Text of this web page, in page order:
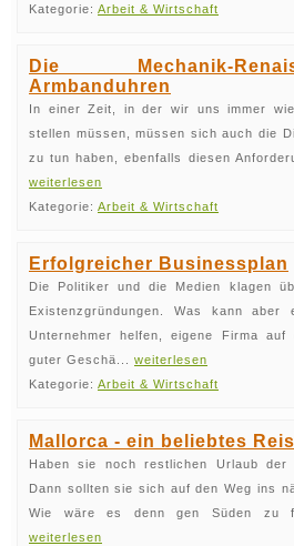
Kategorie: Arbeit & Wirtschaft
Die Mechanik-
Armbanduhren
In einer Zeit, in der wir uns immer
stellen müssen, müssen sich auch die
zu tun haben, ebenfalls diesen
weiterlesen
Kategorie: Arbeit & Wirtschaft
Erfolgreicher Businessplan
Die Politiker und die Medien klagen
Existenzgründungen. Was kann aber
Unternehmer helfen, eigene Firma
guter Geschä... weiterlesen
Kategorie: Arbeit & Wirtschaft
Mallorca - ein beliebtes
Haben sie noch restlichen Urlaub der
Dann sollten sie sich auf den Weg ins
Wie wäre es denn gen Süden zu
weiterlesen